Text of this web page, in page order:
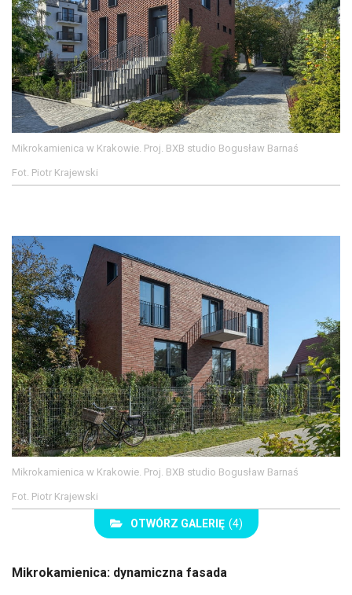
Mikrokamienica w Krakowie. Proj. BXB studio Bogusław Barnaś
Fot. Piotr Krajewski
Mikrokamienica w Krakowie. Proj. BXB studio Bogusław Barnaś
Fot. Piotr Krajewski
OTWÓRZ GALERIĘ (4)
Mikrokamienica: dynamiczna fasada